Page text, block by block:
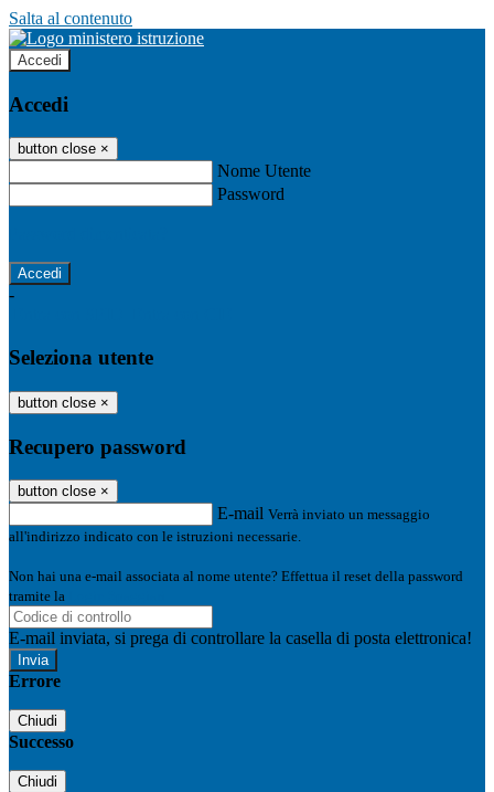
Salta al contenuto
Accedi
Accedi
button close ×
Nome Utente
Password
-
Seleziona utente
button close ×
Recupero password
button close ×
E-mail Verrà inviato un messaggio
all'indirizzo indicato con le istruzioni necessarie.
Non hai una e-mail associata al nome utente? Effettua il reset della password
tramite la
E-mail inviata, si prega di controllare la casella di posta elettronica!
Errore
Chiudi
Successo
Chiudi